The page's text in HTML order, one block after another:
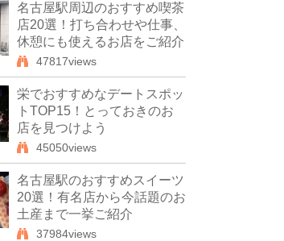
名古屋駅周辺のおすすめ喫茶
店20選！打ち合わせや仕事、
休憩にも使えるお店をご紹介
47817views
栄でおすすめなデートスポッ
トTOP15！とっておきのお
店を見つけよう
45050views
名古屋駅のおすすめスイーツ
20選！有名店から今話題のお
土産まで一挙ご紹介
37984views